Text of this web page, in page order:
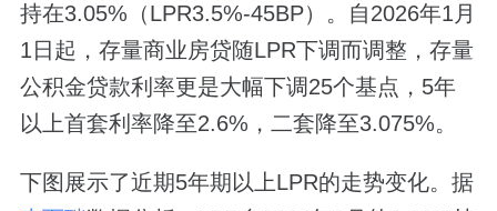
持在3.05%（LPR3.5%-45BP）。自2026年1月
1日起，存量商业房贷随LPR下调而调整，存量
公积金贷款利率更是大幅下调25个基点，5年
以上首套利率降至2.6%，二套降至3.075%。
下图展示了近期5年期以上LPR的走势变化。据